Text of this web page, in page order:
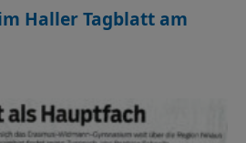
Haller Tagblatt am